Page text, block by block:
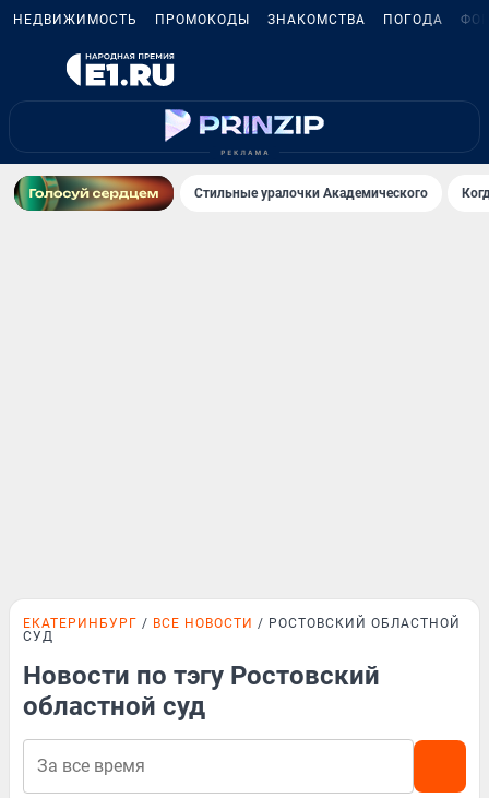
НЕДВИЖИМОСТЬ ПРОМОКОДЫ ЗНАКОМСТВА ПОГОДА
Стильные уралочки Академического
ЕКАТЕРИНБУРГ ВСЕ НОВОСТИ
РОСТОВСКИЙ ОБЛАСТНОЙ
СУД
Новости по тэгу Ростовский
областной суд